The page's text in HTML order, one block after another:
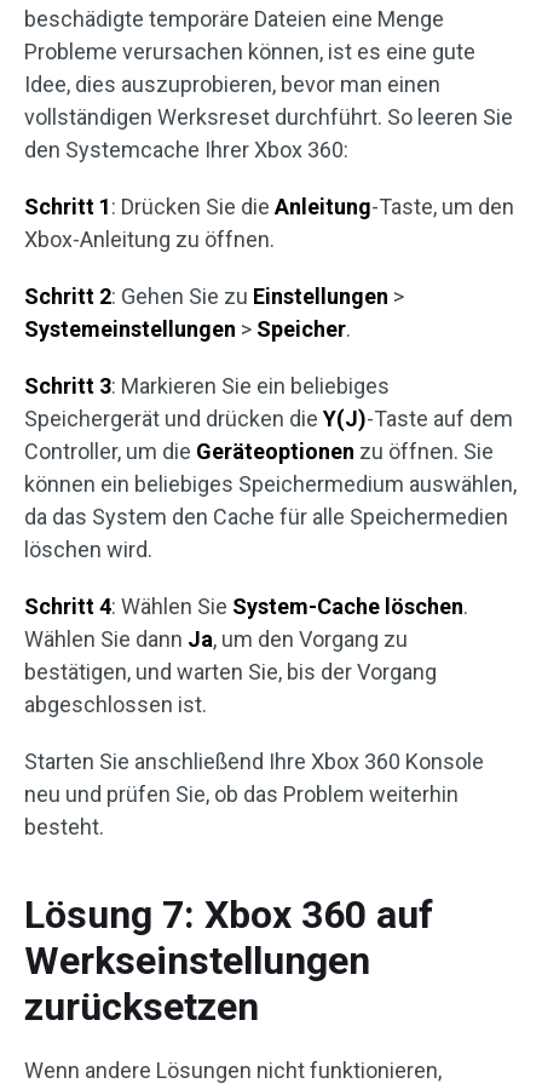
beschädigte temporäre Dateien eine Menge
Probleme verursachen können, ist es eine gute
Idee, dies auszuprobieren, bevor man einen
vollständigen Werksreset durchführt. So leeren Sie
den Systemcache Ihrer Xbox 360:
Schritt 1: Drücken Sie die Anleitung-Taste, um den
Xbox-Anleitung zu öffnen.
Schritt 2: Gehen Sie zu Einstellungen >
Systemeinstellungen > Speicher.
Schritt 3: Markieren Sie ein beliebiges
Speichergerät und drücken die Y(J)-Taste auf dem
Controller, um die Geräteoptionen zu öffnen. Sie
können ein beliebiges Speichermedium auswählen,
da das System den Cache für alle Speichermedien
löschen wird.
Schritt 4: Wählen Sie System-Cache löschen.
Wählen Sie dann Ja, um den Vorgang zu
bestätigen, und warten Sie, bis der Vorgang
abgeschlossen ist.
Starten Sie anschließend Ihre Xbox 360 Konsole
neu und prüfen Sie, ob das Problem weiterhin
besteht.
Lösung 7: Xbox 360 auf
Werkseinstellungen
zurücksetzen
Wenn andere Lösungen nicht funktionieren,